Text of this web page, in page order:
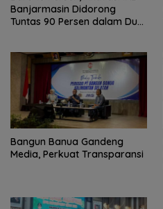
Banjarmasin Didorong
Tuntas 90 Persen dalam Dua
Bangun Banua Gandeng
Media, Perkuat Transparansi